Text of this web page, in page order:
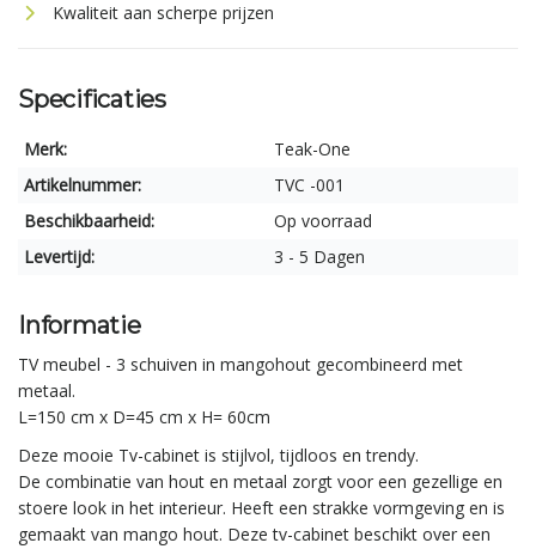
Kwaliteit aan scherpe prijzen
Specificaties
Merk:
Teak-One
Artikelnummer:
TVC -001
Beschikbaarheid:
Op voorraad
Levertijd:
3 - 5 Dagen
Informatie
TV meubel - 3 schuiven in mangohout gecombineerd met
metaal.
L=150 cm x D=45 cm x H= 60cm
Deze mooie Tv-cabinet is stijlvol, tijdloos en trendy.
De combinatie van hout en metaal zorgt voor een gezellige en
stoere look in het interieur. Heeft een strakke vormgeving en is
gemaakt van mango hout. Deze tv-cabinet beschikt over een